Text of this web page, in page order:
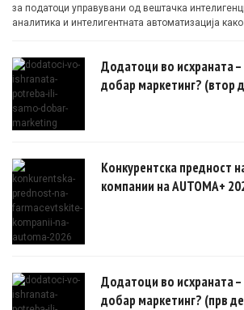
за податоци управувани од вештачка
аналитика и интелигентната автоматизација
Додатоци во исхраната
добар маркетинг? (втор
Конкурентска предност
компании на AUTOMA+
Додатоци во исхраната
добар маркетинг? (прв